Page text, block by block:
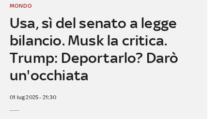
Usa, sì del senato a legge
bilancio. Musk la critica.
Trump: Deportarlo? Darò
un'occhiata
MONDO
01 lug 2025 - 21:30